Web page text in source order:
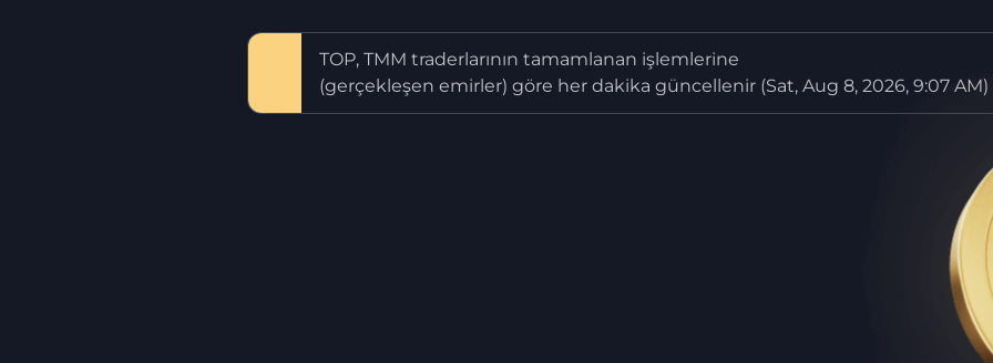
TOP, TMM traderlarının tamamlanan işlemlerine
(gerçekleşen emirler) göre her dakika güncellenir (Sat, Aug 8, 2026, 9:07 AM)